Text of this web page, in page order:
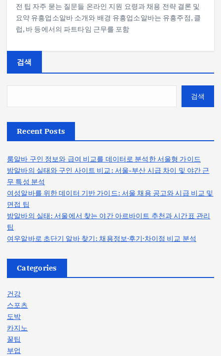
전 팁 자주 묻는 질문들 온라인 지원 요령과 채용 전략 결론 및
요약 유흥업소알바 소개와 배경 유흥업소알바는 유흥주점, 클
럽, 바 등에서의 파트타임 근무를 포함
검색
검색
Recent Posts
룸알바 구인 정보와 급여 비교를 데이터로 분석한 서울형 가이드
밤알바의 실태와 구인 사이트 비교: 서울-부산 시급 차이 및 야간 근
무 특성 분석
여성알바를 위한 데이터 기반 가이드: 서울 채용 공고와 시급 비교 및
면접 팁
밤알바의 실태: 서울에서 찾는 야간 아르바이트 추천과 시간표 관리
팁
여우알바로 초단기 알바 찾기: 채용정보·후기·차이점 비교 분석
Categories
건강
스포츠
도박
카지노
꿀팁
부업